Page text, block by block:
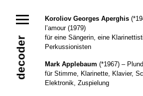
decoder
News
Ensemble
Repertoire
Media
Video Images
Calendar
Koroliov Georges Aperghis
l’amour (1979)
für eine Sängerin, eine
Perkussionisten
Mark Applebaum (*1967) –
für Stimme, Klarinette, Klavier,
Elektronik, Zuspielung